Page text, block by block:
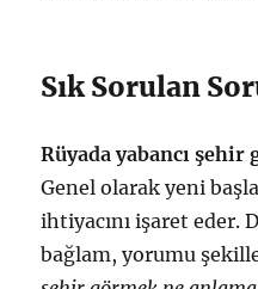
Sık Sorulan
Rüyada yabancı
Genel olarak yeni
ihtiyacını işaret eder.
bağlam, yorumu